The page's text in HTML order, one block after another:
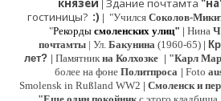
князей | Здание почтамта
гостиницы? :) | "Учился Соколов-
"Рекорды смоленских улиц" | Нина Ч
почтамты | Ул. Бакунина (1960-65) |
лет? | Памятник на Колхозке | "Карл
более на фоне Политпроса | Foto
Smolensk in Rußland WW2 | Смоленск и